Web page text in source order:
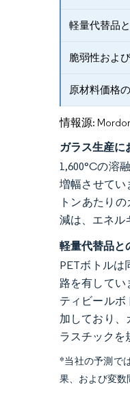
軽量代替品
脆弱性およ
原材料価格
情報源:
ガラス生産に
1,600°Cの溶
増幅させてい
トンあたり
減は、エネル
軽量代替品と
PETボトルは
路を有してい
ティビールボ
加しており、
ラスチックを
*当社の予測で
果、および変数